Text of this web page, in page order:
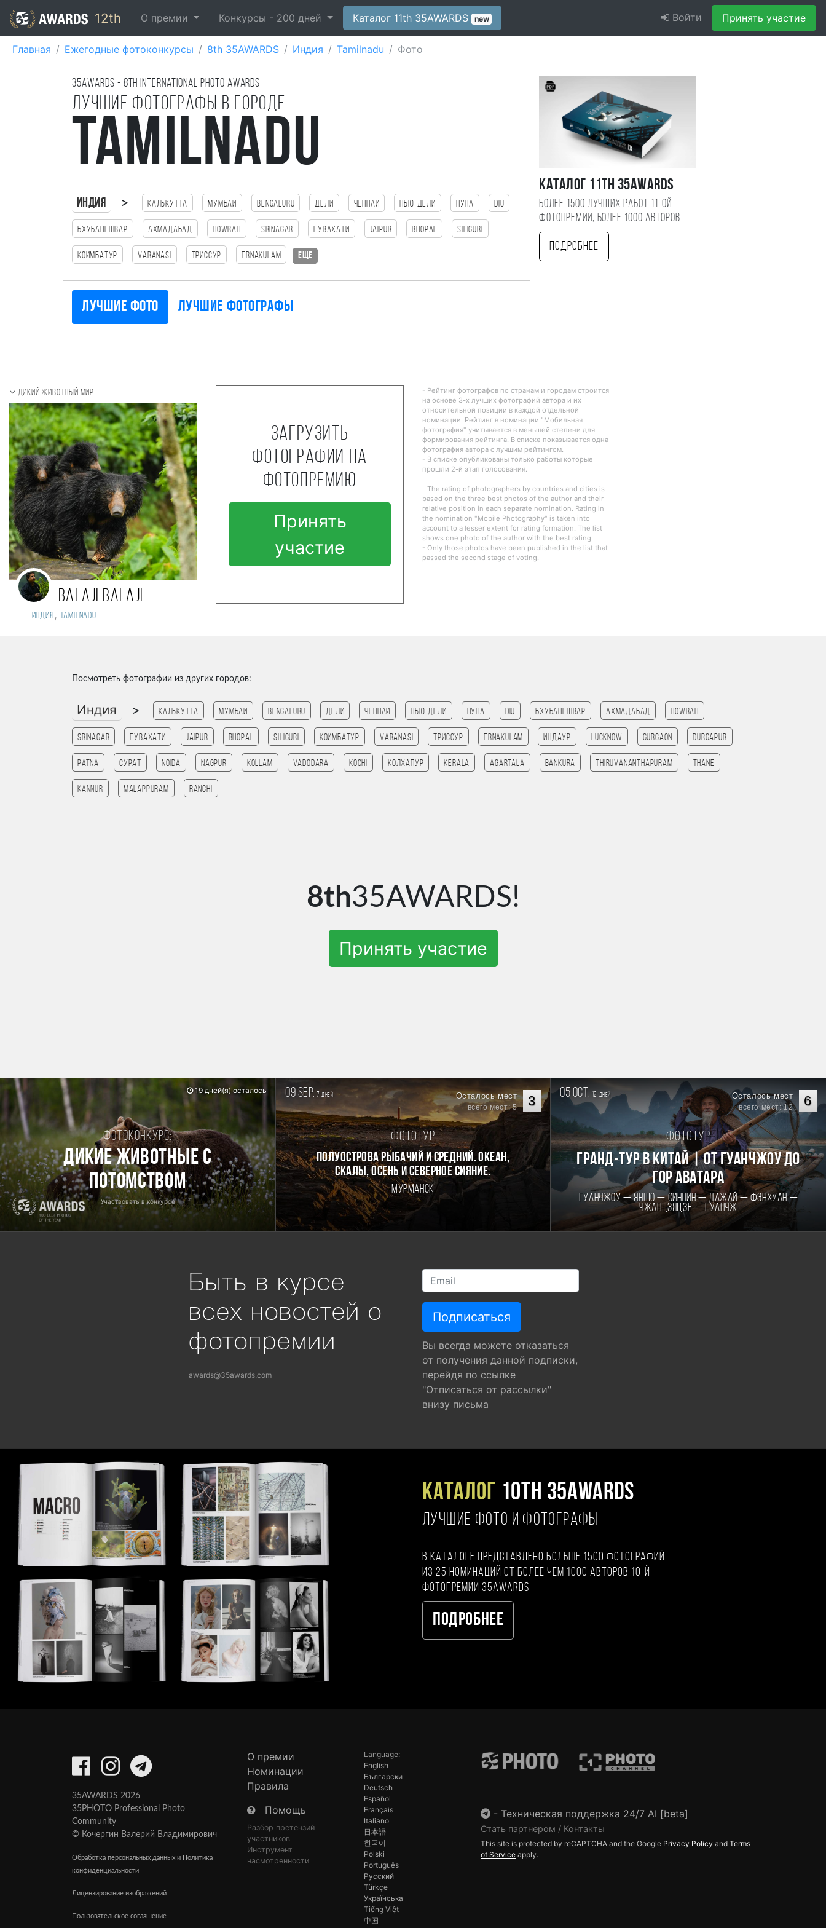
12th О премии Конкурсы - 200 дней Каталог 11th 35AWARDS new Войти Принять участие
Главная Ежегодные фотоконкурсы 8th 35AWARDS Индия Tamilnadu Фото
35AWARDS - 8TH international photo awards
Лучшие фотографы в городе
Tamilnadu
Индия > Калькутта Мумбаи Bengaluru Дели Ченнаи Нью-Дели Пуна Diu
Бхубанешвар Ахмадабад HOWRAH Srinagar Гувахати Jaipur bhopal SILIGURI
Коимбатур Varanasi Триссур Ernakulam еще
Лучшие фото Лучшие фотографы
Каталог 11TH 35AWARDS
Более 1500 лучших работ 11-ой
фотопремии, более 1000 авторов
Подробнее
Дикий животный мир
Balaji Balaji
Индия , Tamilnadu
Загрузить
фотографии на
фотопремию
Принять
участие
- Рейтинг фотографов по странам и городам строится
на основе 3-х лучших фотографий автора и их
относительной позиции в каждой отдельной
номинации. Рейтинг в номинации "Мобильная
фотография" учитывается в меньшей степени для
формирования рейтинга. В списке показывается одна
фотография автора с лучшим рейтингом.
- В списке опубликованы только работы которые
прошли 2-й этап голосования.
- The rating of photographers by countries and cities is
based on the three best photos of the author and their
relative position in each separate nomination. Rating in
the nomination "Mobile Photography" is taken into
account to a lesser extent for rating formation. The list
shows one photo of the author with the best rating.
- Only those photos have been published in the list that
passed the second stage of voting.
Посмотреть фотографии из других городов:
Индия > Калькутта Мумбаи Bengaluru Дели Ченнаи Нью-Дели Пуна Diu Бхубанешвар Ахмадабад HOWRAH
Srinagar Гувахати Jaipur bhopal SILIGURI Коимбатур Varanasi Триссур Ernakulam Индаур Lucknow Gurgaon Durgapur
patna Сурат noida Nagpur Kollam Vadodara kochi Колхапур Kerala agartala Bankura Thiruvananthapuram Thane
Kannur Malappuram Ranchi
8th35AWARDS!
Принять участие
Фотоконкурс:
Дикие животные с
потомством
Участвовать в конкурсе
19 дней(я) осталось 09 sep. 7дней 3
Осталось мест
всего мест: 5
Фототур
Полуострова Рыбачий и Средний. Океан,
скалы, осень и северное сияние.
Мурманск
05 oct. 12 дней 6
Осталось мест
всего мест: 12
Фототур
Гранд-тур в Китай | От Гуанчжоу до
гор Аватара
Гуанчжоу — Яншо — Синпин — Дажай — Фэнхуан —
Чжанцзяцзе — Гуанчж
Быть в курсе
всех новостей о
фотопремии
awards@35awards.com
Вы всегда можете отказаться
от получения данной подписки,
перейдя по ссылке
"Отписаться от рассылки"
внизу письма
Каталог 10TH 35AWARDS
ЛУЧШИЕ ФОТО И ФОТОГРАФЫ
В каталоге представлено больше 1500 фотографий
из 25 номинаций от более чем 1000 авторов 10-й
фотопремии 35AWARDS
Подробнее
35AWARDS 2026
35PHOTO Professional Photo
Community
© Кочергин Валерий Владимирович
Обработка персональных данных и Политика
конфиденциальности
Лицензирование изображений
Пользовательское соглашение
О премии
Номинации
Правила
Помощь
Разбор претензий
участников
Инструмент
насмотренности
Language:
English
Български
Deutsch
Español
Français
Italiano
日本語
한국어
Polski
Português
Русский
Türkçe
Українська
Tiếng Việt
中国
- Техническая поддержка 24/7 AI [beta]
Стать партнером / Контакты
This site is protected by reCAPTCHA and the Google Privacy Policy and Terms
of Service apply.